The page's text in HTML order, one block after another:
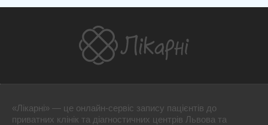
«Лікарні» — це онлайн-сервіс запису пацієнтів до
приватних клінік та діагностичних центрів Львова та